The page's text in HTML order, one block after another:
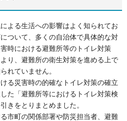
よる生活への影響はよく知られてお
ついて、多くの自治体で具体的な対
時における避難所等のトイレ対策
り、避難所の衛生対策を進める上で
れていません。
る災害時の的確なトイレ対策の確立
た「避難所等におけるトイレ対策検
きをとりまとめました。
市町の関係部署や防災担当者、避難